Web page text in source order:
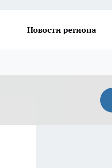
Новости региона